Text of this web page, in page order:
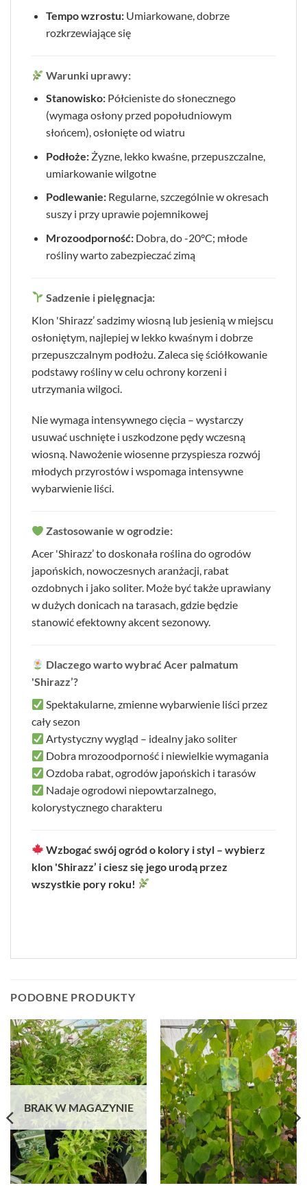
Tempo wzrostu:Umiarkowane, dobrze
rozkrzewiające się
Warunki uprawy:
Stanowisko:Półcieniste do słonecznego
(wymaga osłony przed popołudniowym
słońcem), osłonięte od wiatru
Podłoże:Żyzne, lekko kwaśne, przepuszczalne,
umiarkowanie wilgotne
Podlewanie:Regularne, szczególnie w okresach
suszy i przy uprawie pojemnikowej
Mrozoodporność:Dobra, do -20°C; młode
rośliny warto zabezpieczać zimą
Sadzenie i pielęgnacja:
Klon 'Shirazz’ sadzimy wiosną lub jesienią w miejscu
osłoniętym, najlepiej w lekko kwaśnym i dobrze
przepuszczalnym podłożu. Zaleca się ściółkowanie
podstawy rośliny w celu ochrony korzeni i
utrzymania wilgoci.
Nie wymaga intensywnego cięcia – wystarczy
usuwać uschnięte i uszkodzone pędy wczesną
wiosną. Nawożenie wiosenne przyspiesza rozwój
młodych przyrostów i wspomaga intensywne
wybarwienie liści.
Zastosowanie w ogrodzie:
Acer 'Shirazz’ to doskonała roślina do ogrodów
japońskich, nowoczesnych aranżacji, rabat
ozdobnych i jako soliter. Może być także uprawiany
w dużych donicach na tarasach, gdzie będzie
stanowić efektowny akcent sezonowy.
Dlaczego warto wybrać Acer palmatum
'Shirazz’?
Spektakularne, zmienne wybarwienie liści przez
cały sezon
Artystyczny wygląd – idealny jako soliter
Dobra mrozoodporność i niewielkie wymagania
Ozdoba rabat, ogrodów japońskich i tarasów
Nadaje ogrodowi niepowtarzalnego,
kolorystycznego charakteru
Wzbogać swój ogród o kolory i styl – wybierz
klon 'Shirazz’ i ciesz się jego urodą przez
wszystkie pory roku!
PODOBNE PRODUKTY
BRAK W MAGAZYNIE